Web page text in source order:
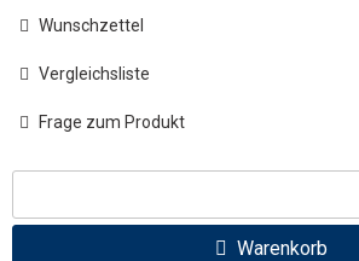
Wunschzettel
Vergleichsliste
Frage zum Produkt
Warenkorb